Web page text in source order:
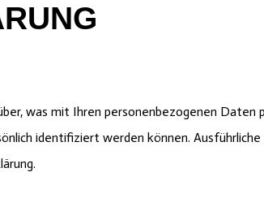
was mit Ihren personenbezogenen Daten
identifiziert werden können.